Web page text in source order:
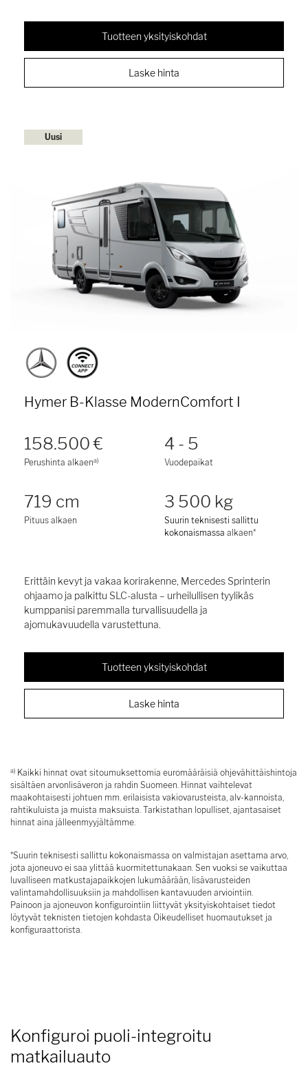
Tuotteen yksityiskohdat
Laske hinta
Uusi
Hymer B-Klasse ModernComfort I
158.500 €
Perushinta alkaena)
4 - 5
Vuodepaikat
719 cm
Pituus alkaen
3 500 kg
Suurin teknisesti sallittu
kokonaismassa alkaen*
Erittäin kevyt ja vakaa korirakenne, Mercedes Sprinterin
ohjaamo ja palkittu SLC-alusta – urheilullisen tyylikäs
kumppanisi paremmalla turvallisuudella ja
ajomukavuudella varustettuna.
Tuotteen yksityiskohdat
Laske hinta
a) Kaikki hinnat ovat sitoumuksettomia euromääräisiä ohjevähittäishintoja
sisältäen arvonlisäveron ja rahdin Suomeen. Hinnat vaihtelevat
maakohtaisesti johtuen mm. erilaisista vakiovarusteista, alv-kannoista,
rahtikuluista ja muista maksuista. Tarkistathan lopulliset, ajantasaiset
hinnat aina jälleenmyyjältämme.
*Suurin teknisesti sallittu kokonaismassa on valmistajan asettama arvo,
jota ajoneuvo ei saa ylittää kuormitettunakaan. Sen vuoksi se vaikuttaa
luvalliseen matkustajapaikkojen lukumäärään, lisävarusteiden
valintamahdollisuuksiin ja mahdollisen kantavuuden arviointiin.
Painoon ja ajoneuvon konfigurointiin liittyvät yksityiskohtaiset tiedot
löytyvät teknisten tietojen kohdasta Oikeudelliset huomautukset ja
konfiguraattorista.
Konfiguroi puoli-integroitu
matkailuauto